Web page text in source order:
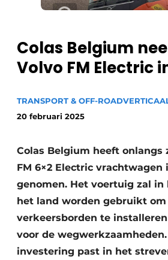
Meest gelezen
Podcasts
Privacy / Cookie statement
Vacatures
Colas Belgium
Volvo FM Electric
TRANSPORT & OFF-ROAD
20 februari 2025
Colas Belgium heeft onlangs
FM 6×2 Electric vrachtwagen
genomen. Het voertuig zal in
het land worden gebruikt om
verkeersborden te
voor de wegwerkzaamheden.
investering past in het